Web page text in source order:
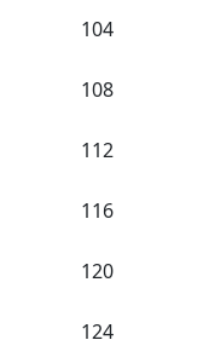
104
108
112
116
120
124